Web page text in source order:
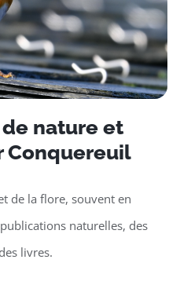
nature et
Conquereuil
de la flore, souvent en
naturelles, des
livres.